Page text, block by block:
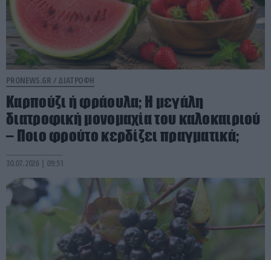
PRONEWS.GR / ΔΙΑΤΡΟΦΗ
Καρπούζι ή φράουλα; Η μεγάλη
διατροφική μονομαχία του καλοκαιριού
– Ποιο φρούτο κερδίζει πραγματικά;
30.07.2026 | 09:51